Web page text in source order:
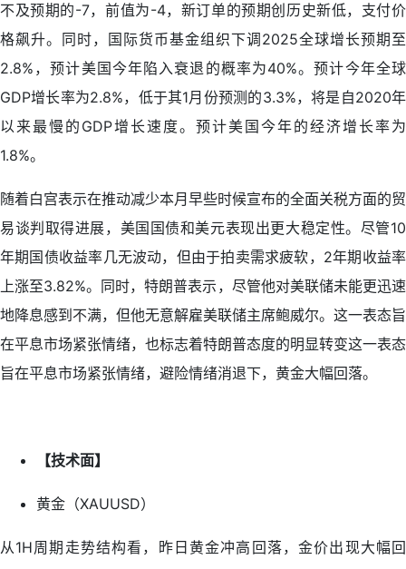
不及预期的-7，前值为-4，新订单的预期创历史新低，支付价
格飙升。同时，国际货币基金组织下调2025全球增长预期至
2.8%，预计美国今年陷入衰退的概率为40%。预计今年全球
GDP增长率为2.8%，低于其1月份预测的3.3%，将是自2020年
以来最慢的GDP增长速度。预计美国今年的经济增长率为
1.8%。
随着白宫表示在推动减少本月早些时候宣布的全面关税方面的贸
易谈判取得进展，美国国债和美元表现出更大稳定性。尽管10
年期国债收益率几无波动，但由于拍卖需求疲软，2年期收益率
上涨至3.82%。同时，特朗普表示，尽管他对美联储未能更迅速
地降息感到不满，但他无意解雇美联储主席鲍威尔。这一表态旨
在平息市场紧张情绪，也标志着特朗普态度的明显转变这一表态
旨在平息市场紧张情绪，避险情绪消退下，黄金大幅回落。
【技术面】
黄金（XAUUSD）
从1H周期走势结构看，昨日黄金冲高回落，金价出现大幅回